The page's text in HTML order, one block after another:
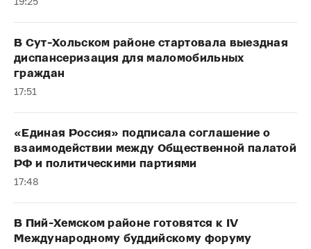
В Сут-Хольском районе стартовала выездная
диспансеризация для маломобильных
граждан
17:51
«Единая Россия» подписала соглашение о
взаимодействии между Общественной палатой
РФ и политическими партиями
17:48
В Пий-Хемском районе готовятся к IV
Международному буддийскому форуму